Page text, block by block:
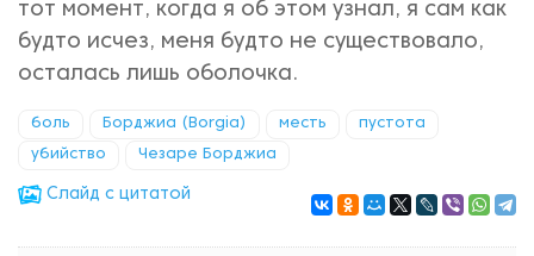
тот момент, когда я об этом узнал, я сам как
будто исчез, меня будто не существовало,
осталась лишь оболочка.
боль Борджиа (Borgia) месть пустота
убийство Чезаре Борджиа
Cлайд с цитатой